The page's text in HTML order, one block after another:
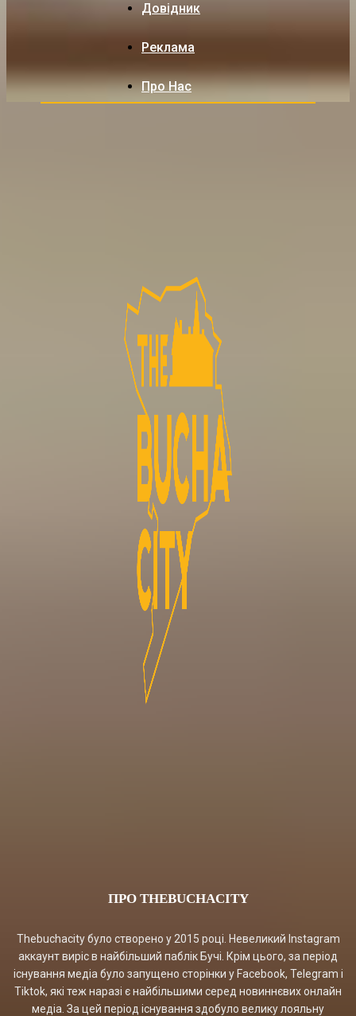
Довідник
Реклама
Про Нас
ПРО THEBUCHACITY
Thebuchacity було створено у 2015 році. Невеликий Instagram
аккаунт виріс в найбільший паблік Бучі. Крім цього, за період
існування медіа було запущено сторінки у Facebook, Telegram і
Tiktok, які теж наразі є найбільшими серед новиннєвих онлайн
медіа. За цей період існування здобуло велику лояльну